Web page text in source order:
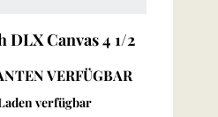
DLX Canvas 4 1/2
VERFÜGBAR
verfügbar